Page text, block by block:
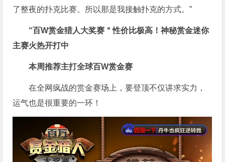
了整夜的扑克比赛。所以那是我接触扑克的方式。”
“百W赏金猎人大奖赛＂性价比极高！神秘赏金迷你
主赛火热开打中
本周推荐主打全球百W赏金赛
在全网疯战的赏金赛场上，要登顶不仅讲求实力，
运气也是很重要的一环！